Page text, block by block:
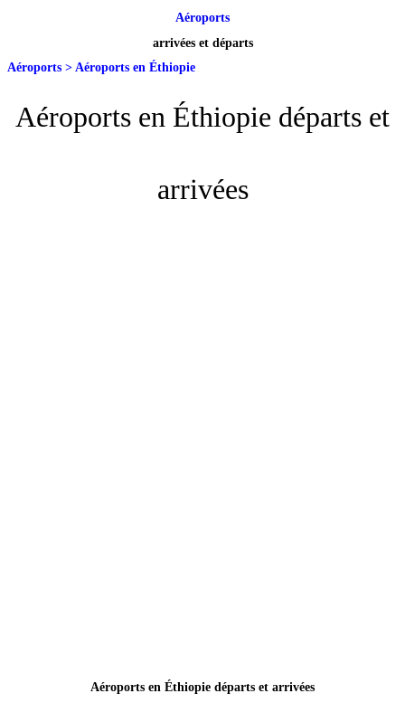
Aéroports
arrivées et départs
Aéroports > Aéroports en Éthiopie
Aéroports en Éthiopie départs et
arrivées
Aéroports en Éthiopie départs et arrivées